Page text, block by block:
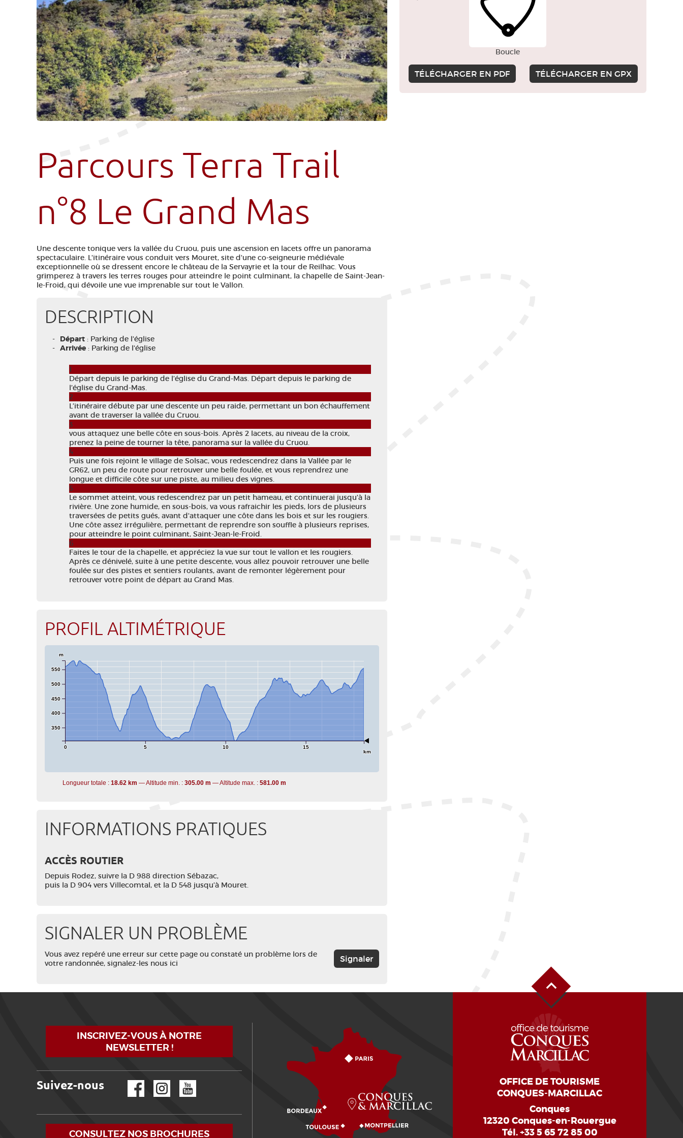
Parcours Terra Trail
n°8 Le Grand Mas
Une descente tonique vers la vallée du Cruou, puis une ascension en lacets offre un panorama
spectaculaire. L'itinéraire vous conduit vers Mouret, site d'une co-seigneurie médiévale
exceptionnelle où se dressent encore le château de la Servayrie et la tour de Reilhac. Vous
grimperez à travers les terres rouges pour atteindre le point culminant, la chapelle de Saint-Jean-
le-Froid, qui dévoile une vue imprenable sur tout le Vallon.
DESCRIPTION
Départ : Parking de l'église
Arrivée : Parking de l'église
1
Départ depuis le parking de l’église du Grand‑Mas. Départ depuis le parking de
l’église du Grand‑Mas.
2
L’itinéraire débute par une descente un peu raide, permettant un bon échauffement
avant de traverser la vallée du Cruou.
3
vous attaquez une belle côte en sous-bois. Après 2 lacets, au niveau de la croix,
prenez la peine de tourner la tête, panorama sur la vallée du Cruou.
4
Puis une fois rejoint le village de Solsac, vous redescendrez dans la Vallée par le
GR62, un peu de route pour retrouver une belle foulée, et vous reprendrez une
longue et difficile côte sur une piste, au milieu des vignes.
5
Le sommet atteint, vous redescendrez par un petit hameau, et continuerai jusqu'à la
rivière. Une zone humide, en sous-bois, va vous rafraichir les pieds, lors de plusieurs
traversées de petits gués, avant d'attaquer une côte dans les bois et sur les rougiers.
Une côte assez irrégulière, permettant de reprendre son souffle à plusieurs reprises,
pour atteindre le point culminant, Saint-Jean-le-Froid.
6
Faites le tour de la chapelle, et appréciez la vue sur tout le vallon et les rougiers.
Après ce dénivelé, suite à une petite descente, vous allez pouvoir retrouver une belle
foulée sur des pistes et sentiers roulants, avant de remonter légèrement pour
retrouver votre point de départ au Grand Mas.
PROFIL ALTIMÉTRIQUE
0 5 10 15
km
350
400
450
500
550
m
Longueur totale : 18.62 km Altitude min. : 305.00 m Altitude max. : 581.00 m
INFORMATIONS PRATIQUES
ACCÈS ROUTIER
Depuis Rodez, suivre la D 988 direction Sébazac,
puis la D 904 vers Villecomtal, et la D 548 jusqu’à Mouret.
SIGNALER UN PROBLÈME
Vous avez repéré une erreur sur cette page ou constaté un problème lors de
votre randonnée, signalez-les nous ici
Signaler
Boucle
TÉLÉCHARGER EN PDF TÉLÉCHARGER EN GPX
INSCRIVEZ-VOUS À NOTRE
NEWSLETTER !
Suivez-nous
CONSULTEZ NOS BROCHURES
OFFICE DE TOURISME
CONQUES-MARCILLAC
Conques
12320 Conques-en-Rouergue
Tél.+33 5 65 72 85 00